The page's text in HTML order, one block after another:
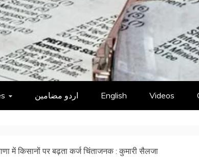
اردو مضامین English Videos
में किसानों पर बढ़ता कर्ज चिंताजनक : कुमारी सैलजा